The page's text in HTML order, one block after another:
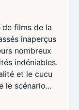
films de la
inaperçus
nombreux
indéniables.
et le cucu
le scénario...